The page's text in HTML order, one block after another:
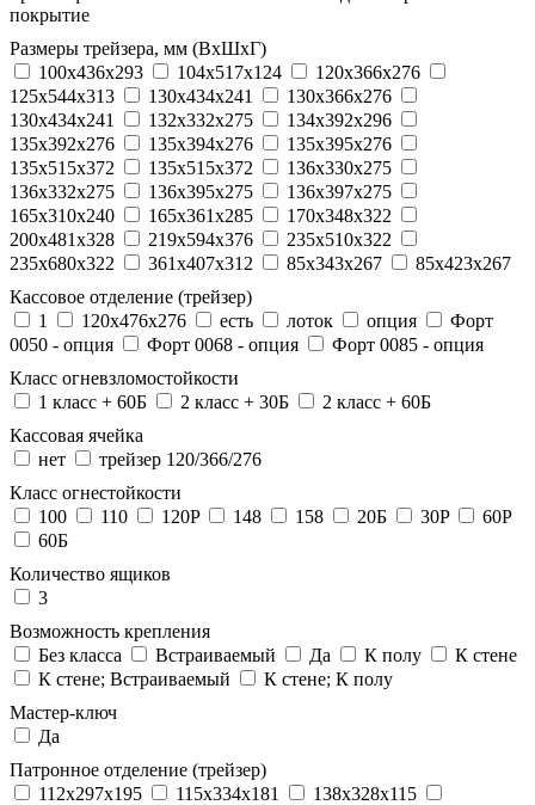
покрытие
Размеры трейзера, мм (ВхШхГ)
100x436x293
104х517х124
120x366x276
125x544x313
130x434x241
130х366х276
130х434х241
132x332x275
134x392x296
135x392x276
135x394x276
135x395x276
135x515x372
135х515х372
136x330x275
136x332x275
136x395x275
136x397x275
165x310x240
165x361x285
170x348x322
200x481x328
219x594x376
235x510x322
235x680x322
361x407x312 85x343x267
85x423x267
Кассовое отделение (трейзер)
1
120х476х276 есть лоток опция
Форт
0050 - опция
Форт 0068 - опция
Форт 0085 - опция
Класс огневзломостойкости
1 класс + 60Б
2 класс + 30Б
2 класс + 60Б
Кассовая ячейка
нет
трейзер 120/366/276
Класс огнестойкости
100
110 120P 148 158 20Б 30P
60P
60Б
Количество ящиков
3
Возможность крепления
Без класса
Встраиваемый Да К полу
К стене
К стене; Встраиваемый
К стене; К полу
Мастер-ключ
Да
Патронное отделение (трейзер)
112x297x195
115x334x181
138x328x115